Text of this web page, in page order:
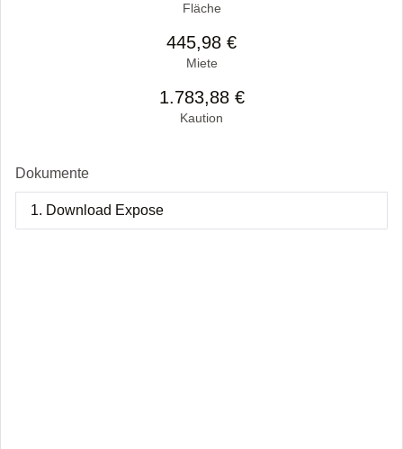
Fläche
445,98 €
Miete
1.783,88 €
Kaution
Dokumente
1. Download Expose